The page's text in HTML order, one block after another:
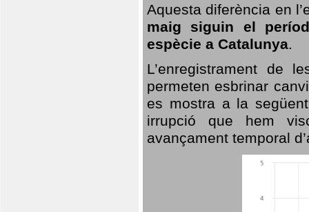
Aquesta diferència en
maig siguin el
espècie a Catalunya.
L’enregistrament de
permeten esbrinar
es mostra a la
irrupció que hem
avançament temporal